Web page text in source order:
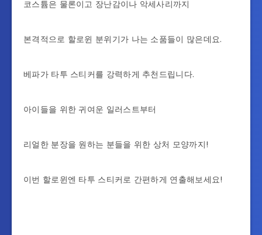
코스튬은 물론이고 장난감이나 악세사리까지
본격적으로 할로윈 분위기가 나는 소품들이 많은데요.
베파가 타투 스티커를 강력하게 추천드립니다.
아이들을 위한 귀여운 일러스트부터
리얼한 분장을 원하는 분들을 위한 상처 모양까지!
이번 할로윈엔 타투 스티커로 간편하게 연출해보세요!